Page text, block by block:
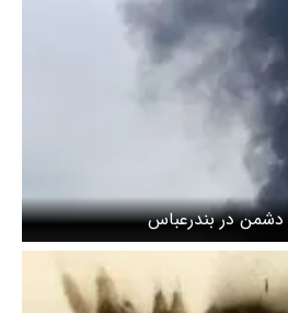
دشمن در بندرعباس